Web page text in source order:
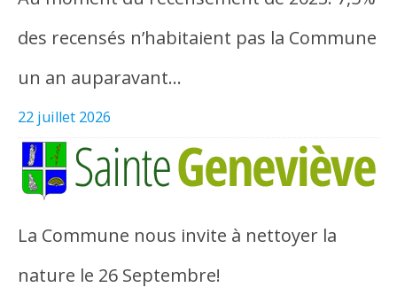
des recensés n’habitaient pas la Commune
un an auparavant…
22 juillet 2026
La Commune nous invite à nettoyer la
nature le 26 Septembre!